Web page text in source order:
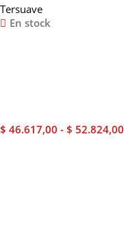
Tersuave
En stock
$ 46.617,00 - $ 52.824,00